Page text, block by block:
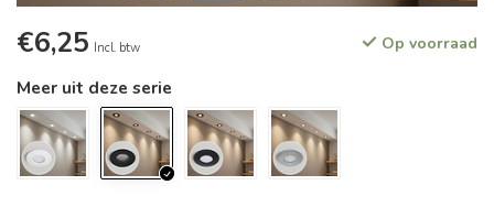
€6,25 Incl. btw Op voorraad
Meer uit deze serie